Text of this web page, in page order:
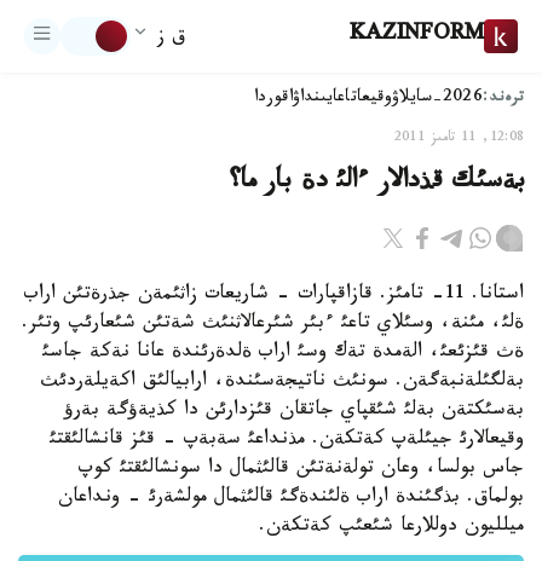
KAZINFORM ق ز
ترەند:2026-سايلاۋ وقيعاتاعايىنداۋاقوردا
12:08, 11 تامىز 2011
بةسئك قذدالار ءالئ دة بار ما؟
استانا. 11- تامئز. قازاقپارات - شاريعات زاثئمةن جذرةتئن اراب
ةلئ، مئنة، وسئلاي تاعئ ءبئر شئرعالاثنئث شةتئن شئعارئپ وتئر.
ةث قئزئعئ، الةمدة تةك وسئ اراب ةلدةرئندة عانا نةكة جاسئ
بةلگئلةنبةگةن. سونئث ناتيجةسئندة، ارابيالئق اكةيلةردئث
بةسئكتةن بةلئ شئقپاي جاتقان قئزدارئن دا كذيةؤگة بةرؤ
وقيعالارئ جيئلةپ كةتكةن. مذنداعئ سةبةپ - قئز قانشالئقتئ
جاس بولسا، وعان تولةنةتئن قالئثمال دا سونشالئقتئ كوپ
بولماق. بذگئندة اراب ةلئندةگئ قالئثمال مولشةرئ - ونداعان
ميلليون دوللارعا شئعئپ كةتكةن.